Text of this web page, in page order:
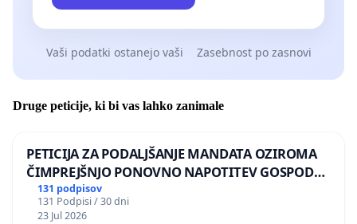
Vaši podatki ostanejo vaši Zasebnost po zasnovi
Druge peticije, ki bi vas lahko zanimale
PETICIJA ZA PODALJŠANJE MANDATA OZIROMA
ČIMPREJŠNJO PONOVNO NAPOTITEV GOSPODA
BERNARDA ŠRAJNERJA NA VELEPOSLANIŠTVO
REPUBLIKE SLOVENIJE V MOSKVI
131 podpisov
131 Podpisi / 30 dni
23 Jul 2026